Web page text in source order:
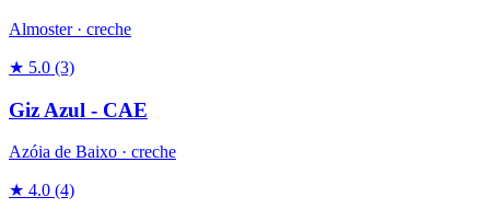
Almoster · creche
★ 5.0 (3)
Giz Azul - CAE
Azóia de Baixo · creche
★ 4.0 (4)